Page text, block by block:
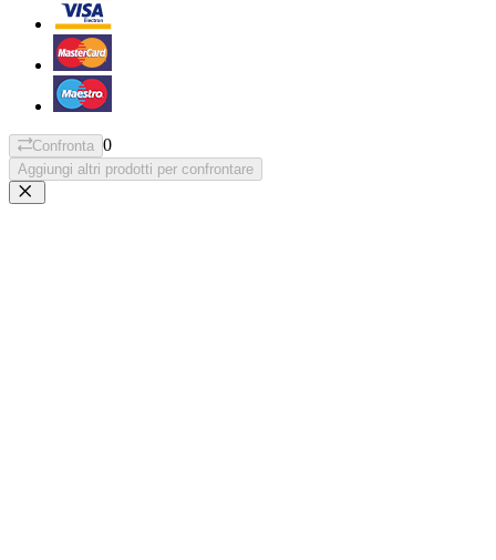
Confronta 0
Aggiungi altri prodotti per confrontare